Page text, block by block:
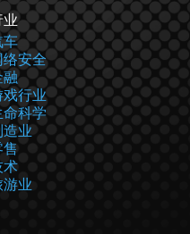
业
车
络安全
融
戏行业
命科学
造业
术
游业